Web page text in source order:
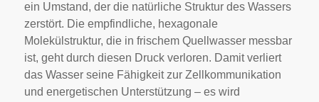
ein Umstand, der die natürliche Struktur des Wassers
zerstört. Die empfindliche, hexagonale
Molekülstruktur, die in frischem Quellwasser messbar
ist, geht durch diesen Druck verloren. Damit verliert
das Wasser seine Fähigkeit zur Zellkommunikation
und energetischen Unterstützung – es wird